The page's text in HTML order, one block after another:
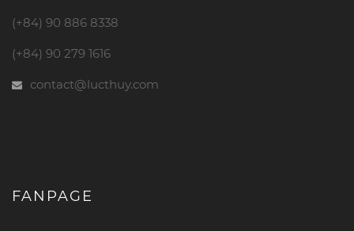
(+84) 90 886 8338
(+84) 90 279 1616
contact@lucthuy.com
FANPAGE